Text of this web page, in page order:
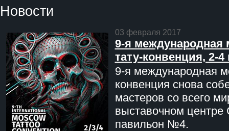
Новости
03 февраля 2017
9-я международная
тату-конвенция, 2-
9-я международная
конвенция снова
мастеров со всего
выставочном центре
павильон №4.